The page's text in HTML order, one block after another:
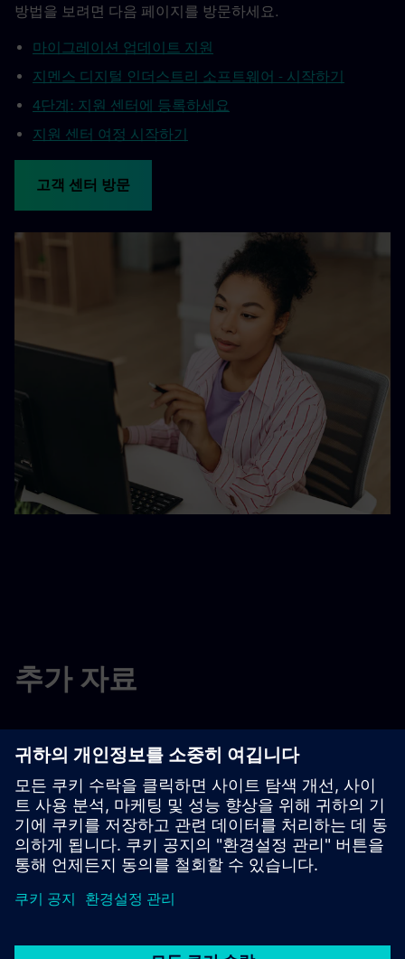
방법을 보려면 다음 페이지를 방문하세요.
마이그레이션 업데이트 지원
지멘스 디지털 인더스트리 소프트웨어 - 시작하기
4단계: 지원 센터에 등록하세요
지원 센터 여정 시작하기
고객 센터 방문
추가 자료
저희에게 연락하세요
학습 및 훈련
무료 체험판